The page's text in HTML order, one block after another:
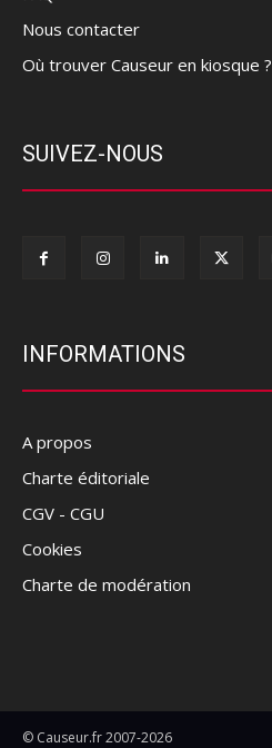
Nous contacter
Où trouver Causeur en kiosque ?
SUIVEZ-NOUS
INFORMATIONS
A propos
Charte éditoriale
CGV - CGU
Cookies
Charte de modération
© Causeur.fr 2007-2026